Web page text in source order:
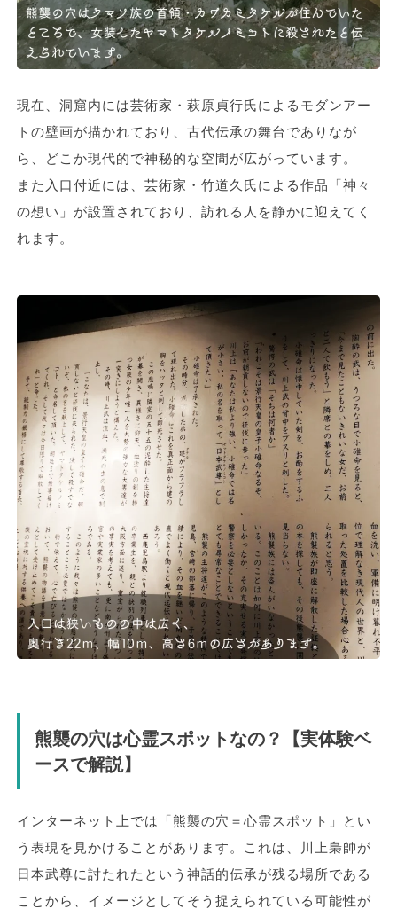
現在、洞窟内には芸術家・萩原貞行氏によるモダンアー
トの壁画が描かれており、古代伝承の舞台でありなが
ら、どこか現代的で神秘的な空間が広がっています。
また入口付近には、芸術家・竹道久氏による作品「神々
の想い」が設置されており、訪れる人を静かに迎えてく
れます。
熊襲の穴は心霊スポットなの？【実体験ベ
ースで解説】
インターネット上では「熊襲の穴＝心霊スポット」とい
う表現を見かけることがあります。これは、川上梟帥が
日本武尊に討たれたという神話的伝承が残る場所である
ことから、イメージとしてそう捉えられている可能性が